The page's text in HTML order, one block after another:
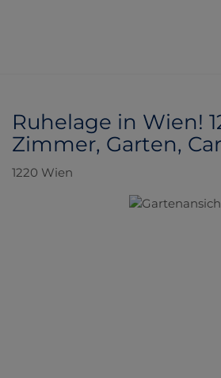
Ruhelage in Wien!
Zimmer, Garten,
1220 Wien